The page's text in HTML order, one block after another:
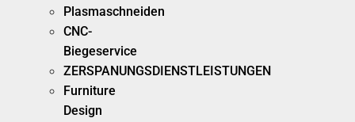
Plasmaschneiden
CNC-
Biegeservice
ZERSPANUNGSDIENSTLEISTUNGEN
Furniture
Design